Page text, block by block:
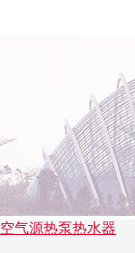
空气源热泵热水器